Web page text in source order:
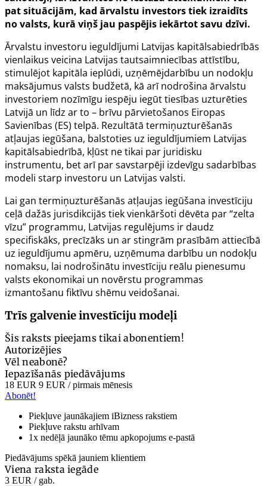
pat situācijām, kad ārvalstu investors tiek izraidīts
no valsts, kurā viņš jau paspējis iekārtot savu dzīvi.
Ārvalstu investoru ieguldījumi Latvijas kapitālsabiedrībās
vienlaikus veicina Latvijas tautsaimniecības attīstību,
stimulējot kapitāla ieplūdi, uzņēmējdarbību un nodokļu
maksājumus valsts budžetā, kā arī nodrošina ārvalstu
investoriem nozīmīgu iespēju iegūt tiesības uzturēties
Latvijā un līdz ar to – brīvu pārvietošanos Eiropas
Savienības (ES) telpā. Rezultātā termiņuzturēšanās
atļaujas iegūšana, balstoties uz ieguldījumiem Latvijas
kapitālsabiedrībā, kļūst ne tikai par juridisku
instrumentu, bet arī par savstarpēji izdevīgu sadarbības
modeli starp investoru un Latvijas valsti.
Lai gan termiņuzturēšanās atļaujas iegūšana investīciju
ceļā dažās jurisdikcijās tiek vienkāršoti dēvēta par “zelta
vīzu” programmu, Latvijas regulējums ir daudz
specifiskāks, precīzāks un ar stingrām prasībām attiecībā
uz ieguldījumu apmēru, uzņēmuma darbību un nodokļu
nomaksu, lai nodrošinātu investīciju reālu pienesumu
valsts ekonomikai un novērstu programmas
izmantošanu fiktīvu shēmu veidošanai.
Trīs galvenie investīciju modeļi
Šis raksts pieejams tikai abonentiem!
Autorizējies
Vēl neabonē?
Iepazīšanās piedāvājums
18 EUR 9 EUR / pirmais mēnesis
Abonēt!
Piekļuve jaunākajiem iBizness rakstiem
Piekļuve rakstu arhīvam
1x nedēļā jaunāko tēmu apkopojums e-pastā
Piedāvājums spēkā jauniem klientiem
Viena raksta iegāde
3 EUR / gab.